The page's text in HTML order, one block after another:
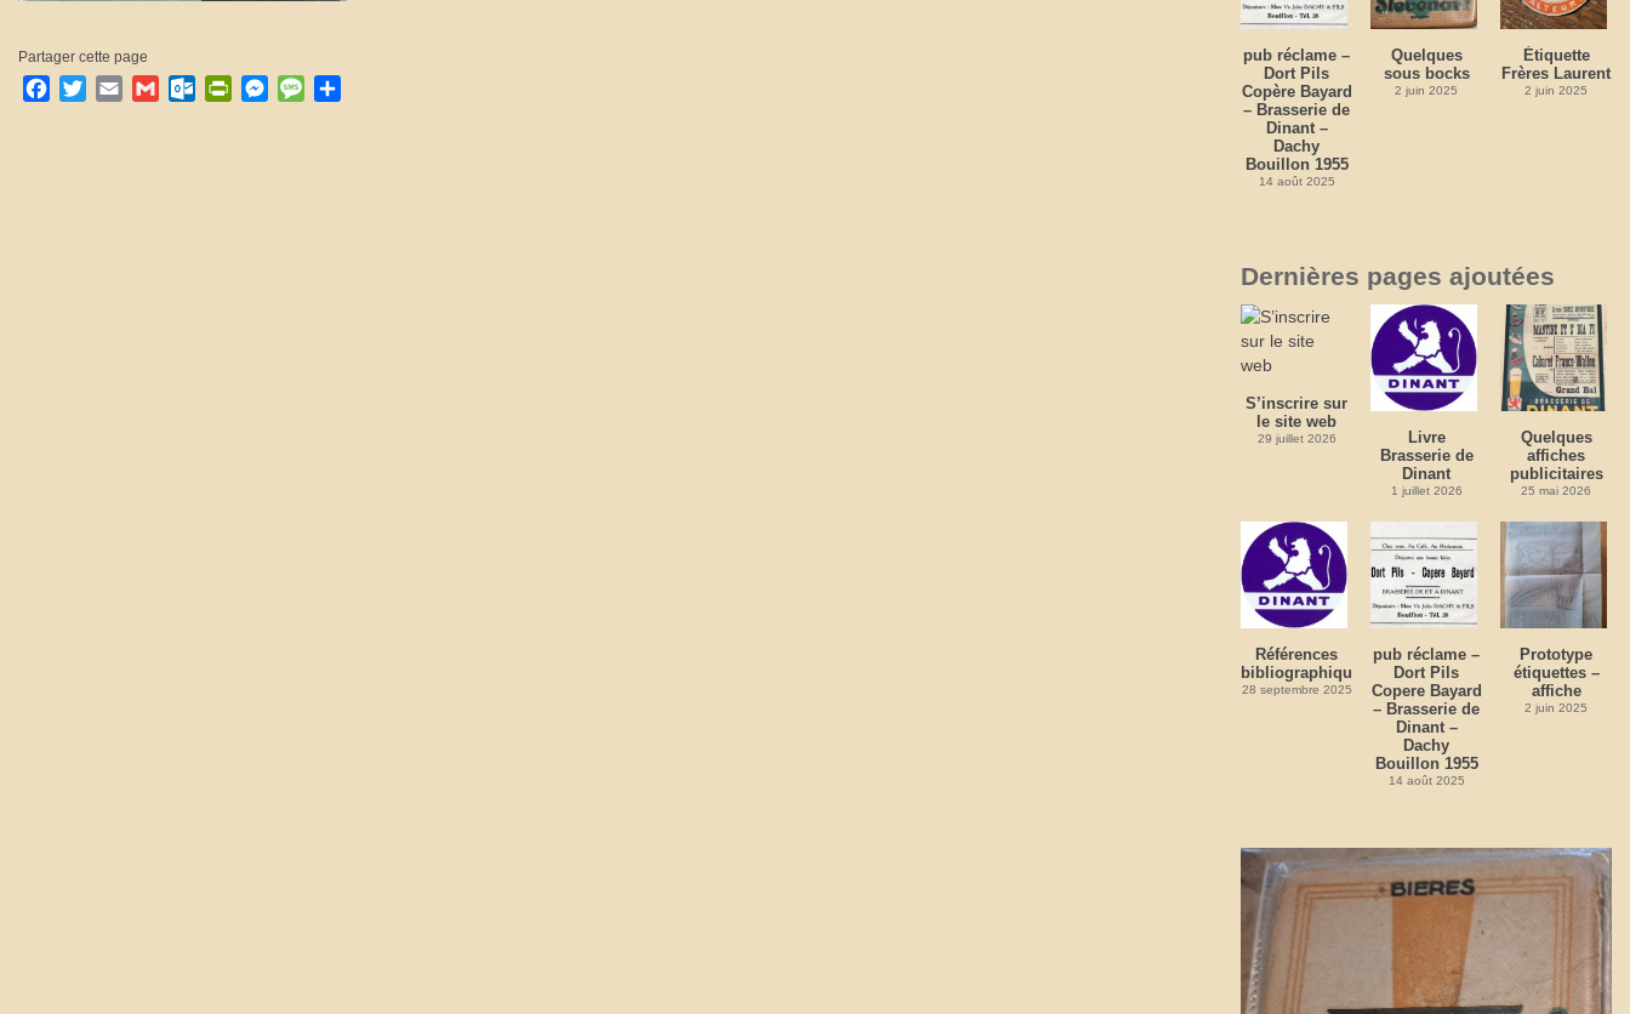
Partager cette page
Facebook
TwitterEmail GmailOutlook.com
PrintFriendly
Messenger
Message
pub réclame –
Dort Pils
Copère Bayard
– Brasserie de
Dinant –
Dachy
Bouillon 1955
14 août 2025
Quelques
sous bocks
2 juin 2025
Étiquette
Frères Laurent
2 juin 2025
Dernières pages ajoutées
S’inscrire sur
le site web
29 juillet 2026
Livre
Brasserie de
Dinant
1 juillet 2026
Quelques
affiches
publicitaires
25 mai 2026
Références
bibliographiques
28 septembre 2025
pub réclame –
Dort Pils
Copere Bayard
– Brasserie de
Dinant –
Dachy
Bouillon 1955
14 août 2025
Prototype
étiquettes –
affiche
2 juin 2025